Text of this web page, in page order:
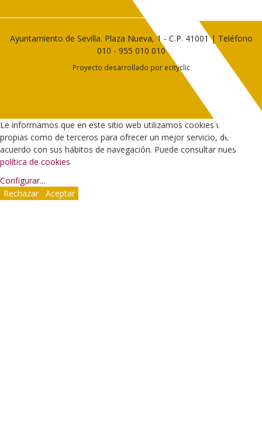
Ayuntamiento de Sevilla. Plaza Nueva, 1 - C.P. 41001 | Teléfono
010 - 955 010 010
Proyecto desarrollado por ecityclic
Le informamos que en este sitio web utilizamos cookies tanto
propias como de terceros para ofrecer un mejor servicio, de
acuerdo con sus hábitos de navegación. Puede consultar nuestra
política de cookies
Configurar...
Rechazar
Aceptar